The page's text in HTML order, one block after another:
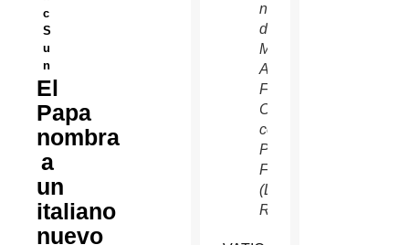
c
S
u
n
El
Papa
nombra
a
un
italiano
nuevo
nuncio
de
México,
Arzobispo
Franco
Coppola,
con el
Papa
Francisco.
(L’Osservatore
Romano)